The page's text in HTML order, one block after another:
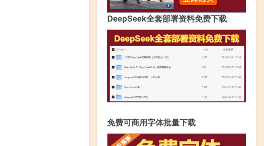
DeepSeek全套部署资料免费下载
免费可商用字体批量下载